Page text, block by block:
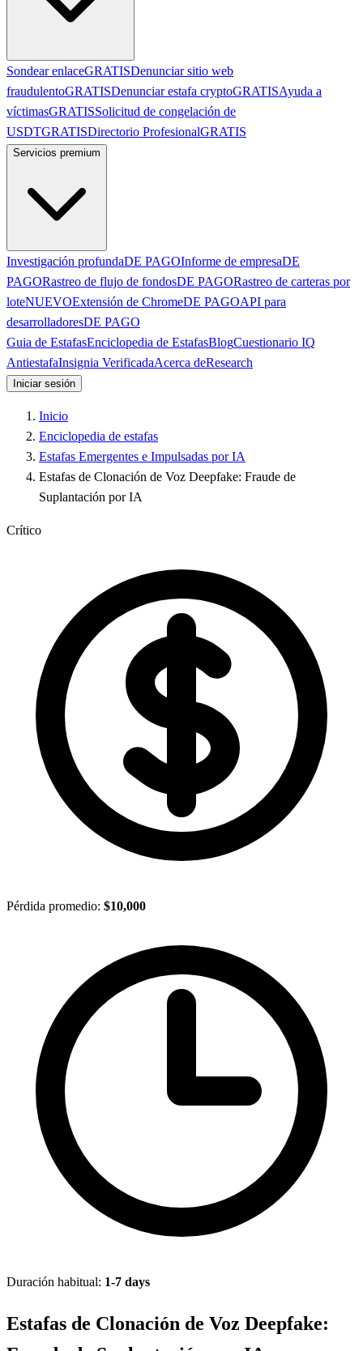
Sondear enlaceGRATISDenunciar sitio web
fraudulentoGRATISDenunciar estafa cryptoGRATISAyuda a
víctimasGRATISSolicitud de congelación de
USDTGRATISDirectorio ProfesionalGRATIS
Servicios premium
Investigación profundaDE PAGOInforme de empresaDE
PAGORastreo de flujo de fondosDE PAGORastreo de carteras por
loteNUEVOExtensión de ChromeDE PAGOAPI para
desarrolladoresDE PAGO
Guia de EstafasEnciclopedia de EstafasBlogCuestionario IQ
AntiestafaInsignia VerificadaAcerca deResearch
Iniciar sesión
Inicio
Enciclopedia de estafas
Estafas Emergentes e Impulsadas por IA
Estafas de Clonación de Voz Deepfake: Fraude de
Suplantación por IA
Crítico
Pérdida promedio: $10,000
Duración habitual: 1-7 days
Estafas de Clonación de Voz Deepfake: